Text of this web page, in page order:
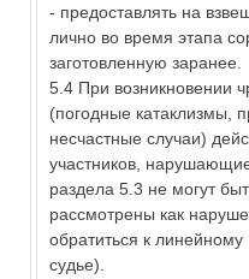
- предоставлять на
лично во время этапа
заготовленную заранее.
5.4 При возникновении
(погодные катаклизмы,
несчастные случаи)
участников,
раздела 5.3 не могут
рассмотрены как
обратиться к линейному
судье).